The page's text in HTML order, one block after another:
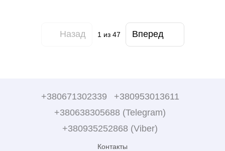
Назад 1 из 47 Вперед
+380671302339
+380953013611
+380638305688 (Telegram)
+380935252868 (Viber)
Контакты